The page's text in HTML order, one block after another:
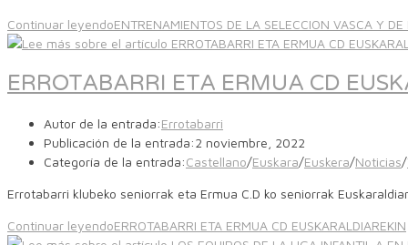
Continuar leyendoENTRENAMIENTOS DE LA SELECCION VASCA Y
ERROTABARRI ETA ERMUA CD
Autor de la entrada:Errotabarri
Publicación de la entrada:2 noviembre, 2022
Categoría de la entrada:Castellano/Euskara/Euskera/Noticias/
Errotabarri klubeko seniorrak eta Ermua C.D ko seniorrak
Continuar leyendoERROTABARRI ETA ERMUA CD EUSKARALDIAREKIN